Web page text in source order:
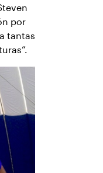
por
tantas